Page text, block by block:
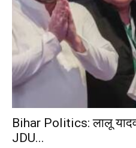
Bihar Politics: लालू
JDU...